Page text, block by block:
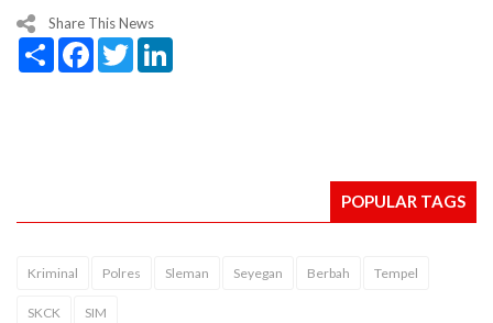
Share This News
Share Facebook
Twitter
POPULAR TAGS
Kriminal Polres Sleman Seyegan Berbah Tempel
SKCK SIM